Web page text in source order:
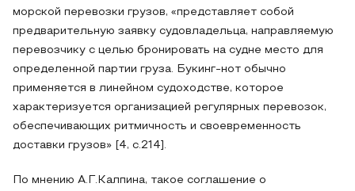
морской перевозки грузов, «представляет собой
предварительную заявку судовладельца, направляемую
перевозчику с целью бронировать на судне место для
определенной партии груза. Букинг-нот обычно
применяется в линейном судоходстве, которое
характеризуется организацией регулярных перевозок,
обеспечивающих ритмичность и своевременность
доставки грузов» [4, с.214].
По мнению А.Г.Калпина, такое соглашение о